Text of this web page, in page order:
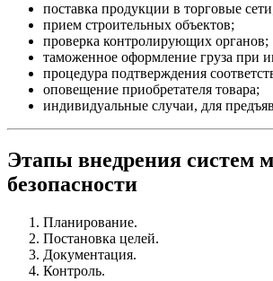
поставка продукции в торговые
прием строительных объектов;
проверка контролирующих органов;
таможенное оформление груза при
процедура подтверждения
оповещение приобретателя товара;
индивидуальные случаи, для
Этапы внедрения систем
безопасности
Планирование.
Постановка целей.
Документация.
Контроль.